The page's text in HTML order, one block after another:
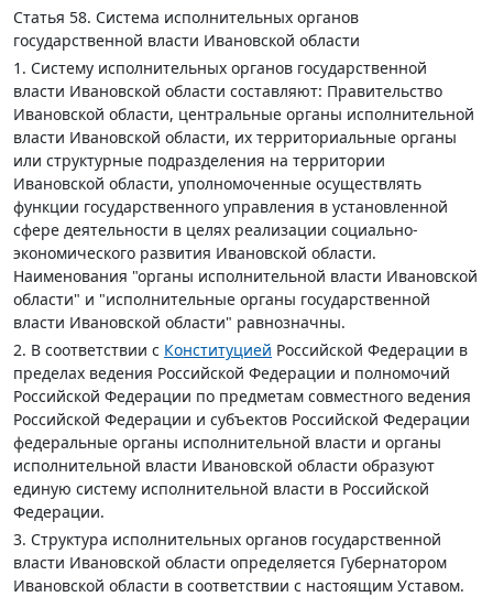
Статья 58. Система исполнительных органов
государственной власти Ивановской области
1. Систему исполнительных органов государственной
власти Ивановской области составляют: Правительство
Ивановской области, центральные органы исполнительной
власти Ивановской области, их территориальные органы
или структурные подразделения на территории
Ивановской области, уполномоченные осуществлять
функции государственного управления в установленной
сфере деятельности в целях реализации социально-
экономического развития Ивановской области.
Наименования "органы исполнительной власти Ивановской
области" и "исполнительные органы государственной
власти Ивановской области" равнозначны.
2. В соответствии с Конституцией Российской Федерации в
пределах ведения Российской Федерации и полномочий
Российской Федерации по предметам совместного ведения
Российской Федерации и субъектов Российской Федерации
федеральные органы исполнительной власти и органы
исполнительной власти Ивановской области образуют
единую систему исполнительной власти в Российской
Федерации.
3. Структура исполнительных органов государственной
власти Ивановской области определяется Губернатором
Ивановской области в соответствии с настоящим Уставом.